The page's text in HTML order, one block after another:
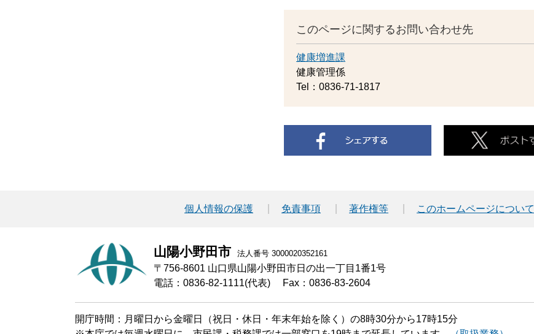
このページに関するお問い合わせ先
健康増進課
健康管理係
Tel：0836-71-1817
個人情報の保護 免責事項 著作権等 このホームページについて
山陽小野田市 法人番号 3000020352161
〒756-8601 山口県山陽小野田市日の出一丁目1番1号
電話：0836-82-1111(代表)
Fax：0836-83-2604
開庁時間：月曜日から金曜日（祝日・休日・年末年始を除く）の8時30分から17時15分